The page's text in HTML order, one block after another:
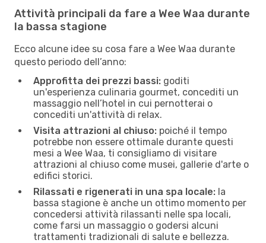
Attività principali da fare a Wee Waa durante
la bassa stagione
Ecco alcune idee su cosa fare a Wee Waa durante
questo periodo dell’anno:
Approfitta dei prezzi bassi: goditi
un'esperienza culinaria gourmet, concediti un
massaggio nell’hotel in cui pernotterai o
concediti un'attività di relax.
Visita attrazioni al chiuso: poiché il tempo
potrebbe non essere ottimale durante questi
mesi a Wee Waa, ti consigliamo di visitare
attrazioni al chiuso come musei, gallerie d'arte o
edifici storici.
Rilassati e rigenerati in una spa locale: la
bassa stagione è anche un ottimo momento per
concedersi attività rilassanti nelle spa locali,
come farsi un massaggio o godersi alcuni
trattamenti tradizionali di salute e bellezza.